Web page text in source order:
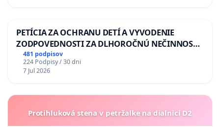
PETÍCIA ZA OCHRANU DETÍ A VYVODENIE
ZODPOVEDNOSTI ZA DLHOROČNÚ NEČINNOSŤ
A ZLYHANIE ŠTÁTU
481 podpisov
224 Podpisy / 30 dni
7 Jul 2026
Protihluková stena v petržalke na dialnici D2